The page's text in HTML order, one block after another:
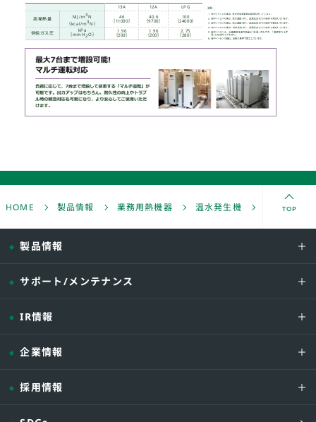
シンクロヒータ SBMラインナップ
HOME 製品情報 業務用熱機器 温水発生機 無圧温水
TOP
製品情報
サポート/メンテナンス
IR情報
企業情報
採用情報